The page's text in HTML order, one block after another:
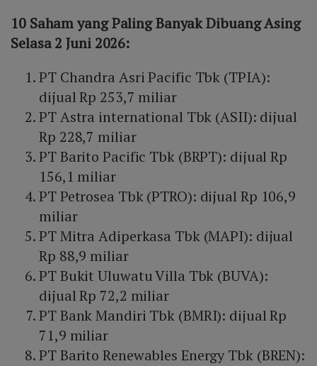
10 Saham yang Paling Banyak Dibuang Asing
Selasa 2 Juni 2026:
PT Chandra Asri Pacific Tbk (TPIA):
dijual Rp 253,7 miliar
PT Astra international Tbk (ASII): dijual
Rp 228,7 miliar
PT Barito Pacific Tbk (BRPT): dijual Rp
156,1 miliar
PT Petrosea Tbk (PTRO): dijual Rp 106,9
miliar
PT Mitra Adiperkasa Tbk (MAPI): dijual
Rp 88,9 miliar
PT Bukit Uluwatu Villa Tbk (BUVA):
dijual Rp 72,2 miliar
PT Bank Mandiri Tbk (BMRI): dijual Rp
71,9 miliar
PT Barito Renewables Energy Tbk (BREN):